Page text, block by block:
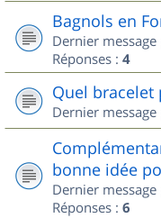
Bagnols en
Dernier message
Réponses : 4
Quel bracelet
Dernier message
bonne idée
Dernier message
Réponses : 6